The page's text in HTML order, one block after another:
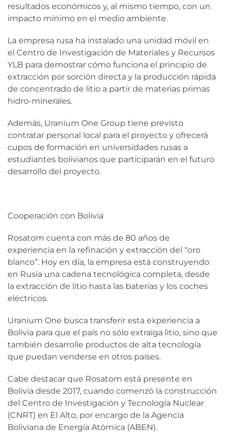
resultados económicos y, al mismo tiempo, con un
impacto mínimo en el medio ambiente.
La empresa rusa ha instalado una unidad móvil en
el Centro de Investigación de Materiales y Recursos
YLB para demostrar cómo funciona el principio de
extracción por sorción directa y la producción rápida
de concentrado de litio a partir de materias primas
hidro-minerales.
Además, Uranium One Group tiene previsto
contratar personal local para el proyecto y ofrecerá
cupos de formación en universidades rusas a
estudiantes bolivianos que participarán en el futuro
desarrollo del proyecto.
Cooperación con Bolivia
Rosatom cuenta con más de 80 años de
experiencia en la refinación y extracción del “oro
blanco”. Hoy en día, la empresa está construyendo
en Rusia una cadena tecnológica completa, desde
la extracción de litio hasta las baterías y los coches
eléctricos.
Uranium One busca transferir esta experiencia a
Bolivia para que el país no sólo extraiga litio, sino que
también desarrolle productos de alta tecnología
que puedan venderse en otros países.
Cabe destacar que Rosatom está presente en
Bolivia desde 2017, cuando comenzó la construcción
del Centro de Investigación y Tecnología Nuclear
(CNRT) en El Alto, por encargo de la Agencia
Boliviana de Energía Atómica (ABEN).